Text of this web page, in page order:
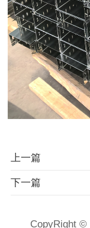
上一篇
下一篇
CopyRight ©